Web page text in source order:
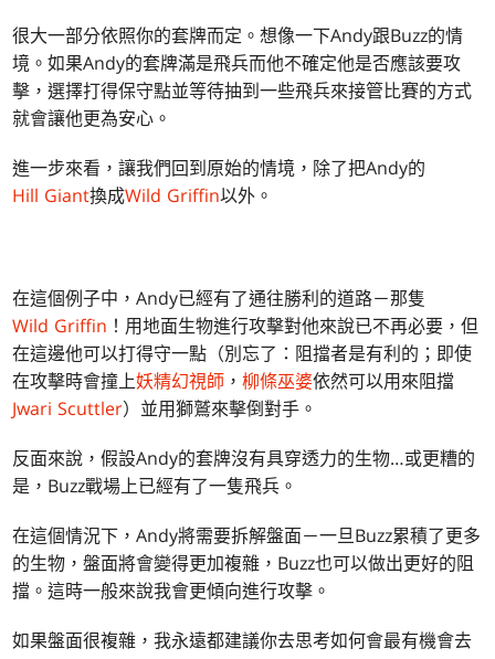
很大一部分依照你的套牌而定。想像一下Andy跟Buzz的情
境。如果Andy的套牌滿是飛兵而他不確定他是否應該要攻
擊，選擇打得保守點並等待抽到一些飛兵來接管比賽的方式
就會讓他更為安心。
進一步來看，讓我們回到原始的情境，除了把Andy的
Hill Giant換成Wild Griffin以外。
在這個例子中，Andy已經有了通往勝利的道路－那隻
Wild Griffin ！用地面生物進行攻擊對他來說已不再必要，但
在這邊他可以打得守一點（別忘了：阻擋者是有利的；即使
在攻擊時會撞上妖精幻視師 ，柳條巫婆依然可以用來阻擋
Jwari Scuttler）並用獅鷲來擊倒對手。
反面來說，假設Andy的套牌沒有具穿透力的生物…或更糟的
是，Buzz戰場上已經有了一隻飛兵。
在這個情況下，Andy將需要拆解盤面－一旦Buzz累積了更多
的生物，盤面將會變得更加複雜，Buzz也可以做出更好的阻
擋。這時一般來說我會更傾向進行攻擊。
如果盤面很複雜，我永遠都建議你去思考如何會最有機會去